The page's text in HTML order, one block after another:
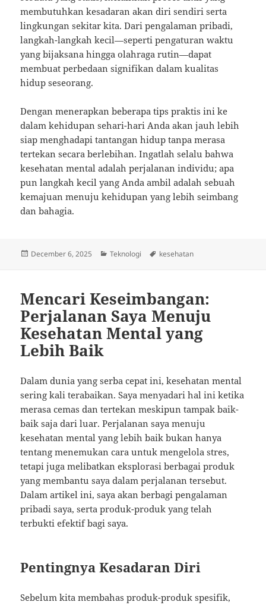
membutuhkan kesadaran akan diri sendiri serta
lingkungan sekitar kita. Dari pengalaman pribadi,
langkah-langkah kecil—seperti pengaturan waktu
yang bijaksana hingga olahraga rutin—dapat
membuat perbedaan signifikan dalam kualitas
hidup seseorang.
Dengan menerapkan beberapa tips praktis ini ke
dalam kehidupan sehari-hari Anda akan jauh lebih
siap menghadapi tantangan hidup tanpa merasa
tertekan secara berlebihan. Ingatlah selalu bahwa
kesehatan mental adalah perjalanan individu; apa
pun langkah kecil yang Anda ambil adalah sebuah
kemajuan menuju kehidupan yang lebih seimbang
dan bahagia.
Posted
December 6, 2025 Categories
Teknologi Tags
kesehatan
Mencari Keseimbangan:
Perjalanan Saya Menuju
Kesehatan Mental yang
Lebih Baik
Dalam dunia yang serba cepat ini, kesehatan mental
sering kali terabaikan. Saya menyadari hal ini ketika
merasa cemas dan tertekan meskipun tampak baik-
baik saja dari luar. Perjalanan saya menuju
kesehatan mental yang lebih baik bukan hanya
tentang menemukan cara untuk mengelola stres,
tetapi juga melibatkan eksplorasi berbagai produk
yang membantu saya dalam perjalanan tersebut.
Dalam artikel ini, saya akan berbagi pengalaman
pribadi saya, serta produk-produk yang telah
terbukti efektif bagi saya.
Pentingnya Kesadaran Diri
Sebelum kita membahas produk-produk spesifik,